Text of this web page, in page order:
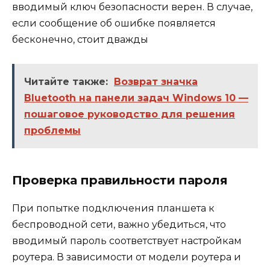
вводимый ключ безопасности верен. В случае,
если сообщение об ошибке появляется
бесконечно, стоит дважды
Читайте также: Возврат значка
Bluetooth на панели задач Windows 10 —
пошаговое руководство для решения
проблемы
Проверка правильности пароля
При попытке подключения планшета к
беспроводной сети, важно убедиться, что
вводимый пароль соответствует настройкам
роутера. В зависимости от модели роутера и